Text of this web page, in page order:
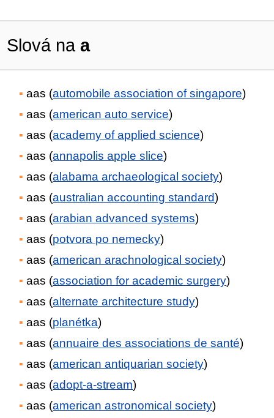
Slová naa
aas (automobile association of singapore)
aas (american auto service)
aas (academy of applied science)
aas (annapolis apple slice)
aas (alabama archaeological society)
aas (australian accounting standard)
aas (arabian advanced systems)
aas (potvora po nemecky)
aas (american arachnological society)
aas (association for academic surgery)
aas (alternate architecture study)
aas (planétka)
aas (annuaire des associations de santé)
aas (american antiquarian society)
aas (adopt-a-stream)
aas (american astronomical society)